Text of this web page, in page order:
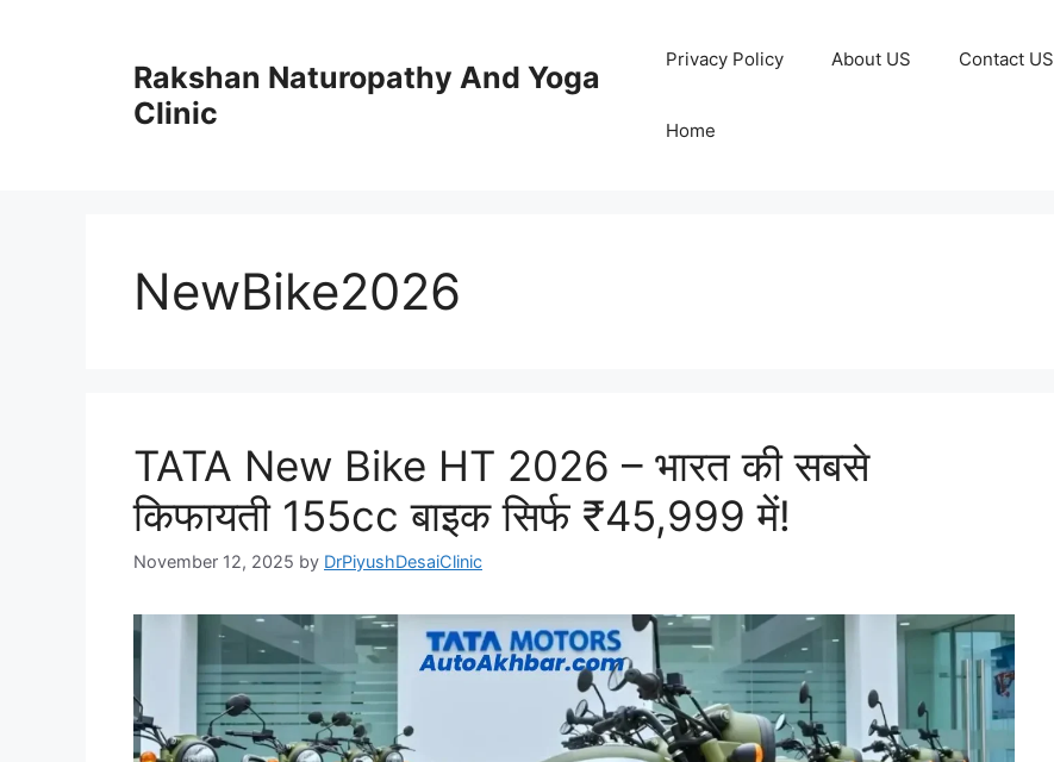
Rakshan Naturopathy And Yoga
Clinic
Privacy Policy About US Contact US
Home
NewBike2026
TATA New Bike HT 2026 – भारत की सबसे
किफायती 155cc बाइक सिर्फ ₹45,999 में!
November 12, 2025 by DrPiyushDesaiClinic